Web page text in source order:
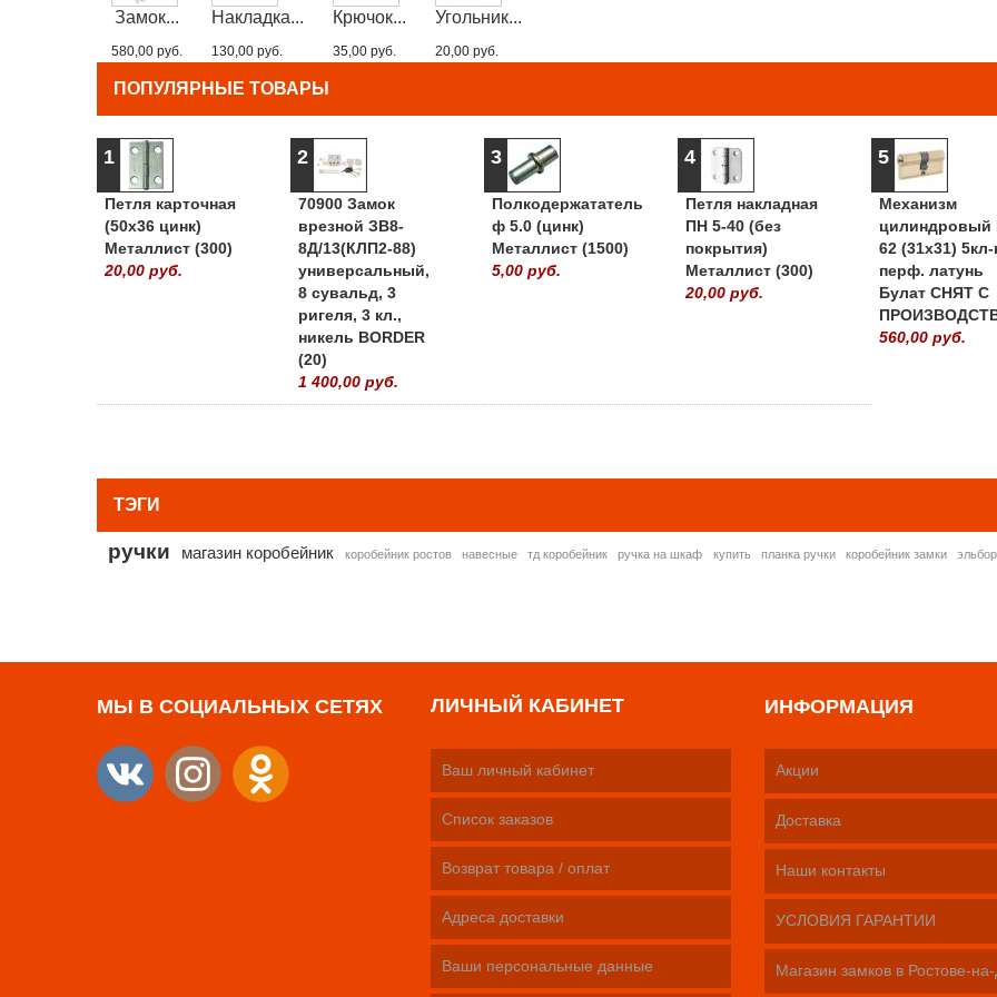
Замок...
580,00 руб.
Накладка...
130,00 руб.
Крючок...
35,00 руб.
Угольник...
20,00 руб.
ПОПУЛЯРНЫЕ ТОВАРЫ
1
Петля карточная
(50х36 цинк)
Металлист (300)
20,00 руб.
2
70900 Замок
врезной ЗВ8-
8Д/13(КЛП2-88)
универсальный,
8 сувальд, 3
ригеля, 3 кл.,
никель BORDER
(20)
1 400,00 руб.
3
Полкодержататель
ф 5.0 (цинк)
Металлист (1500)
5,00 руб.
4
Петля накладная
ПН 5-40 (без
покрытия)
Металлист (300)
20,00 руб.
5
Механизм
цилиндровый
62 (31х31) 5кл-
перф. латунь
Булат СНЯТ С
560,00 руб.
ТЭГИ
ручки магазин коробейник коробейник ростов навесные тд коробейник ручка на шкаф купить планка ручки коробейник замки эльбор
МЫ В СОЦИАЛЬНЫХ СЕТЯХ ЛИЧНЫЙ КАБИНЕТ
Ваш личный кабинет
Список заказов
Возврат товара / оплат
Адреса доставки
Ваши персональные данные
ИНФОРМАЦИЯ
Акции
Доставка
Наши контакты
УСЛОВИЯ ГАРАНТИИ
Магазин замков в Ростове-